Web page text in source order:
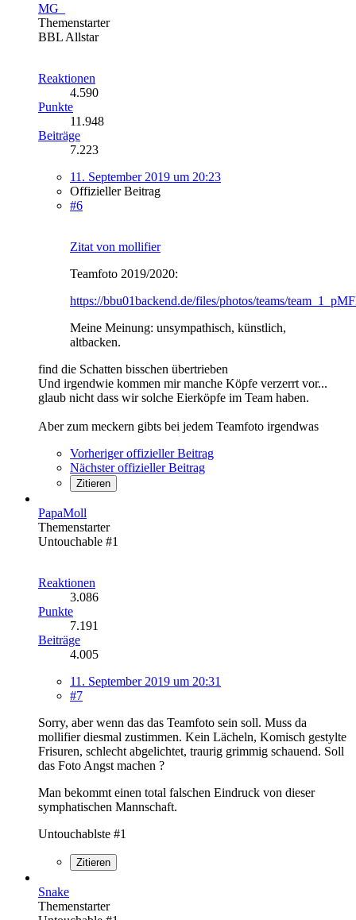
MG_
Themenstarter
BBL Allstar
Reaktionen
4.590
Punkte
11.948
Beiträge
7.223
11. September 2019 um 20:23
Offizieller Beitrag
#6
Zitat von mollifier
Teamfoto 2019/2020:
https://bbu01backend.de/files/photos/teams/
Meine Meinung: unsympathisch, künstlich,
altbacken.
find die Schatten bisschen übertrieben
Und irgendwie kommen mir manche Köpfe verzerrt vor...
glaub nicht dass wir solche Eierköpfe im Team haben.
Aber zum meckern gibts bei jedem Teamfoto irgendwas
Vorheriger offizieller Beitrag
Nächster offizieller Beitrag
Zitieren
PapaMoll
Themenstarter
Untouchable #1
Reaktionen
3.086
Punkte
7.191
Beiträge
4.005
11. September 2019 um 20:31
#7
Sorry, aber wenn das das Teamfoto sein soll. Muss da
mollifier diesmal zustimmen. Kein Lächeln, Komisch gestylte
Frisuren, schlecht abgelichtet, traurig grimmig schauend. Soll
das Foto Angst machen ?
Man bekommt einen total falschen Eindruck von dieser
symphatischen Mannschaft.
Untouchablste #1
Zitieren
Snake
Themenstarter